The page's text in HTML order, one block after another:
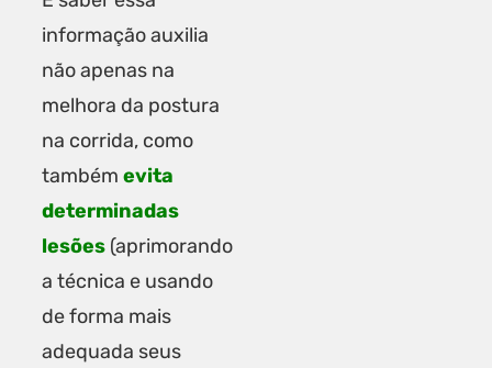
informação auxilia
não apenas na
melhora da postura
na corrida, como
tambémevita
determinadas
lesões (aprimorando
a técnica e usando
de forma mais
adequada seus